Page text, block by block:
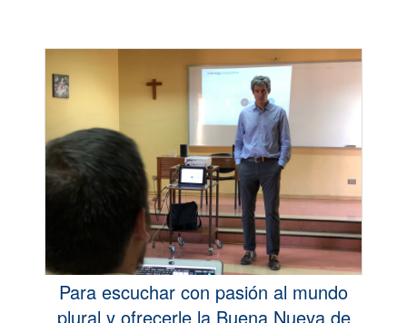
Para escuchar con pasión al mundo
plural y ofrecerle la Buena Nueva de